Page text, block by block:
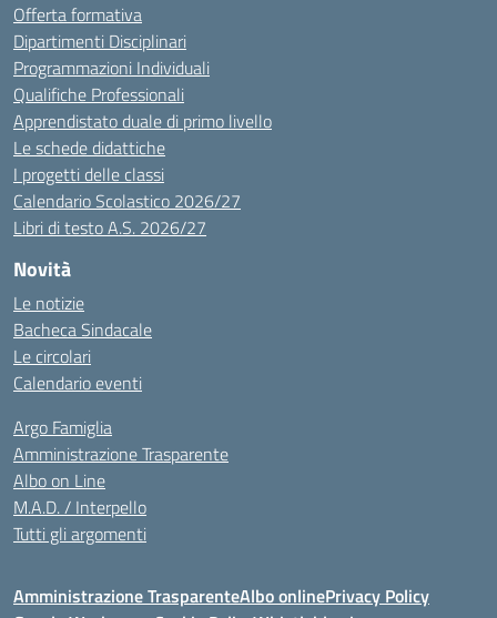
Offerta formativa
Dipartimenti Disciplinari
Programmazioni Individuali
Qualifiche Professionali
Apprendistato duale di primo livello
Le schede didattiche
I progetti delle classi
Calendario Scolastico 2026/27
Libri di testo A.S. 2026/27
Novità
Le notizie
Bacheca Sindacale
Le circolari
Calendario eventi
Argo Famiglia
Amministrazione Trasparente
Albo on Line
M.A.D. / Interpello
Tutti gli argomenti
Amministrazione TrasparenteAlbo onlinePrivacy Policy